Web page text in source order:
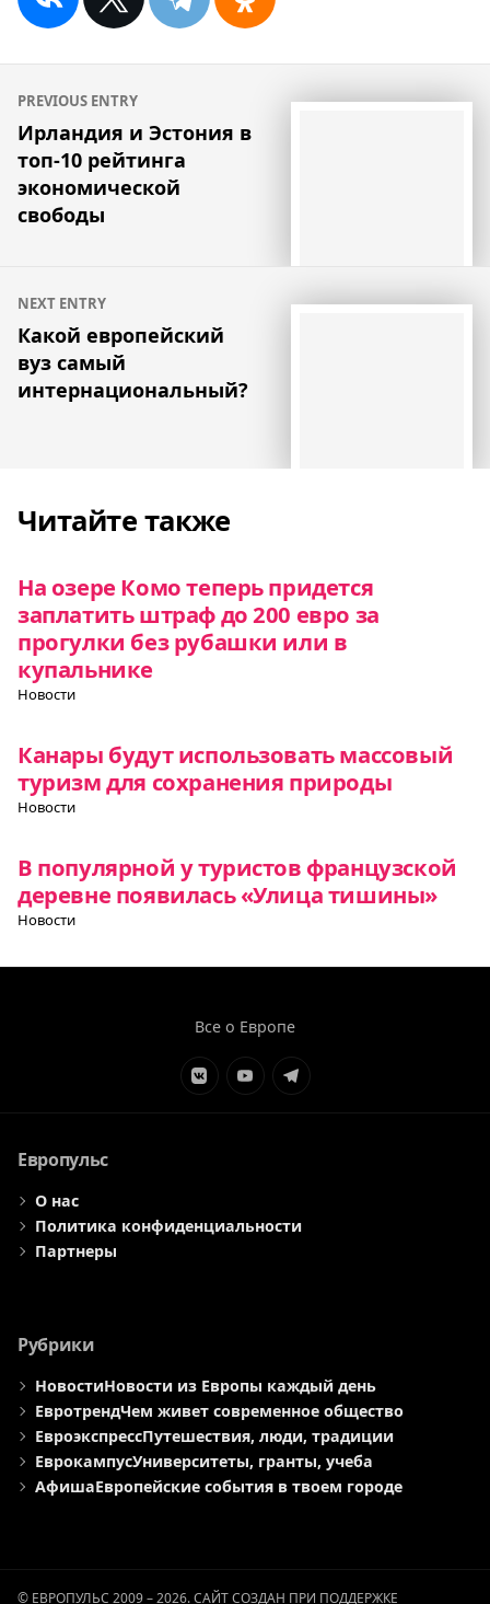
Навигация
по
записям
PREVIOUS ENTRY
Ирландия и Эстония в
топ-10 рейтинга
экономической
свободы
NEXT ENTRY
Какой европейский
вуз самый
интернациональный?
Читайте также
На озере Комо теперь придется
заплатить штраф до 200 евро за
прогулки без рубашки или в
купальнике
Новости
Канары будут использовать массовый
туризм для сохранения природы
Новости
В популярной у туристов французской
деревне появилась «Улица тишины»
Новости
Все о Европе
ЭлементЭлементЭлемент
Европульс
О нас
Политика конфиденциальности
Партнеры
Рубрики
НовостиНовости из Европы каждый день
ЕвротрендЧем живет современное общество
ЕвроэкспрессПутешествия, люди, традиции
ЕврокампусУниверситеты, гранты, учеба
АфишаЕвропейские события в твоем городе
© ЕВРОПУЛЬС 2009 – 2026. САЙТ СОЗДАН ПРИ ПОДДЕРЖКЕ